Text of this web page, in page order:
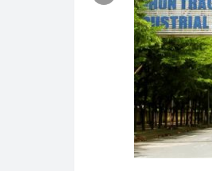
19:23
19:20
19:18